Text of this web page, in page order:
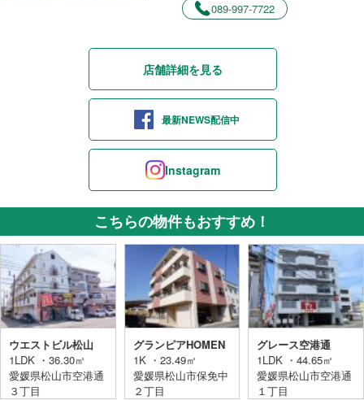
089-997-7722
店舗詳細を見る
最新NEWS配信中
Instagram
こちらの物件もおすすめ！
ウエストビル松山
1LDK ・36.30㎡
愛媛県松山市空港通
３丁目
グランピアHOMEN
1K ・23.49㎡
愛媛県松山市保免中
２丁目
グレース空港通
1LDK ・44.65㎡
愛媛県松山市空港通
１丁目